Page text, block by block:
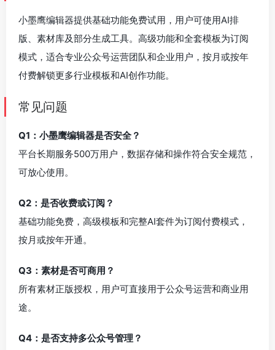
小墨鹰编辑器提供基础功能免费试用，用户可使用AI排
版、素材库及部分生成工具。高级功能和全套模板为订阅
模式，适合专业公众号运营团队和企业用户，按月或按年
付费解锁更多行业模板和AI创作功能。
常见问题
Q1：小墨鹰编辑器是否安全？
平台长期服务500万用户，数据存储和操作符合安全规范，
可放心使用。
Q2：是否收费或订阅？
基础功能免费，高级模板和完整AI套件为订阅付费模式，
按月或按年开通。
Q3：素材是否可商用？
所有素材正版授权，用户可直接用于公众号运营和商业用
途。
Q4：是否支持多公众号管理？